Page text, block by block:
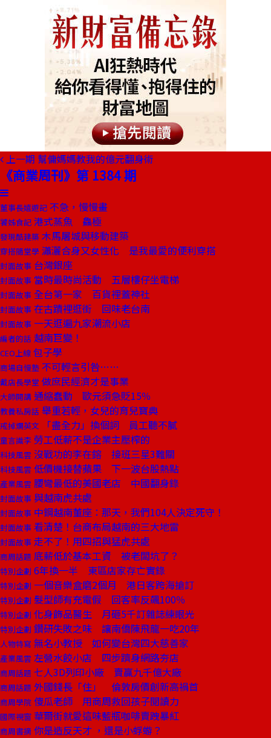
上一期 幫傭媽媽教我的億元翻身術
《商業周刊》第 1384 期
董事長嬉遊記 不急，慢慢畫
饕姊食記 港式蒸魚 鱻極
發現酷建築 木馬屠城與移動建築
穿搭隨堂學 瀟灑合身又女性化 是我最愛的便利穿搭
封面故事 台灣銀座
封面故事 當時最時尚活動 五層樓仔坐電梯
封面故事 全台第一家 百貨裡蓋神社
封面故事 在古蹟裡逛街 回味老台南
封面故事 一天逛遍九家潮流小店
編者的話 越南巨變！
CEO上線 包子學
商場自慢塾 不可輕言引咎……
戴店長學堂 做庶民經濟才是事業
大師開講 通縮蠢動 歐元須急貶15％
教養私房話 舉重若輕，女兒的育兒寶典
戒掉爛英文 「盡全力」換個詞 員工聽不膩
童言識李 勞工低薪不是企業主壓榨的
科技風雲 沒戰功的李在鎔 接班三星3難關
科技風雲 低價機接替蘋果 下一波台股熱點
產業風雲 腰彎最低的美國老店 中國翻身錄
封面故事 與越南虎共處
封面故事 中鋼越南董座：那天，我們104人決定死守！
封面故事 看清楚！台商布局越南的三大地雷
封面故事 走不了！用四招與猛虎共處
商周話題 底薪低於基本工資 被老闆坑了？
特別企劃 6年換一半 東區店家存亡實錄
特別企劃 一個音樂盒磨2個月 港日客跨海搶訂
特別企劃 髮型師有充電假 回客率反飆100％
特別企劃 化身飾品醫生 月砸5千訂雜誌練眼光
特別企劃 鑽研失敗之味 讓南僑陳飛龍一吃20年
人物特寫 無名小教授 如何變台灣四大慈善家
產業風雲 左營水餃小店 四步躋身網路夯店
商周話題 七人3D列印小廠 賣贏九千億大廠
商周話題 外國錢長「住」 倫敦房價創新高禍首
商周學院 傻瓜老師 用商周救回孩子閱讀力
國際視窗 華爾街就愛這味藍瓶咖啡賣跩暴紅
商周書摘 你是造反天才 ，還是小蜉蝣？